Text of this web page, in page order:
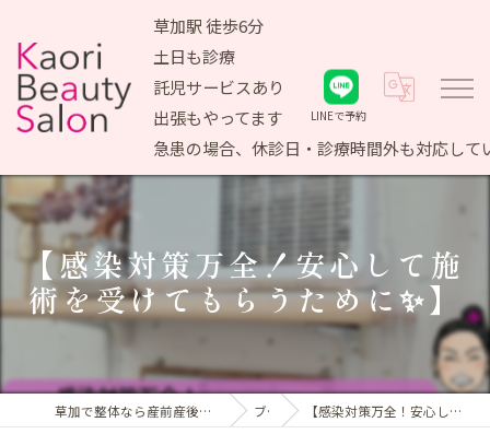
草加駅 徒歩6分
土日も診療
託児サービスあり
出張もやってます
急患の場合、休診日・診療時間外も対応して
LINEで予約
【感染対策万全！安心して施
術を受けてもらうために✨】
草加で整体なら産前産後ケア専門 かおりビューティサロン ブログ 【感染対策万全！安心して施術を受けてもらうために✨】